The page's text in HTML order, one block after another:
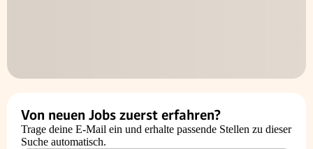
Von neuen Jobs zuerst erfahren?
Trage deine E-Mail ein und erhalte passende Stellen zu dieser
Suche automatisch.